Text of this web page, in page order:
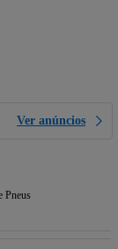
Ver anúncios
Pneus